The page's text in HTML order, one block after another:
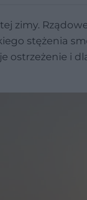
zimy.
stężenia
i